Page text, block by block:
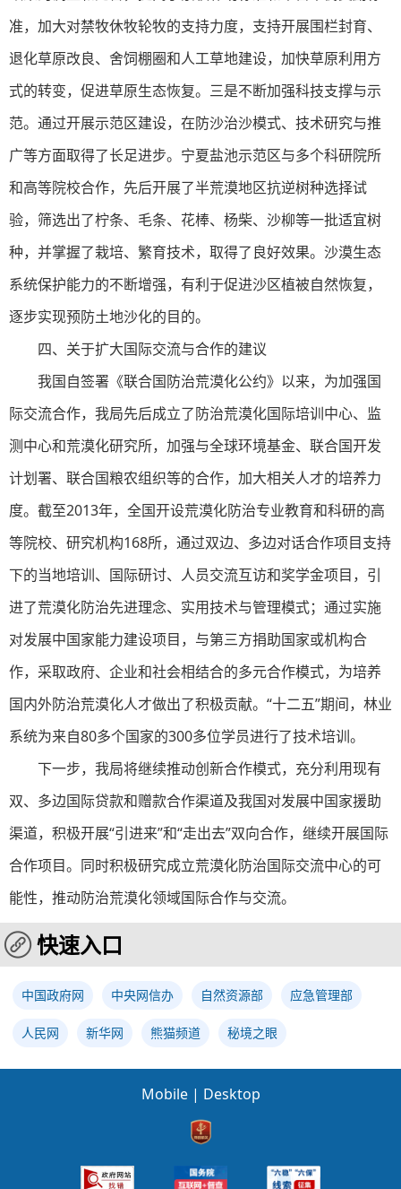
准，加大对禁牧休牧轮牧的支持力度，支持开展围栏封育、
退化草原改良、舍饲棚圈和人工草地建设，加快草原利用方
式的转变，促进草原生态恢复。三是不断加强科技支撑与示
范。通过开展示范区建设，在防沙治沙模式、技术研究与推
广等方面取得了长足进步。宁夏盐池示范区与多个科研院所
和高等院校合作，先后开展了半荒漠地区抗逆树种选择试
验，筛选出了柠条、毛条、花棒、杨柴、沙柳等一批适宜树
种，并掌握了栽培、繁育技术，取得了良好效果。沙漠生态
系统保护能力的不断增强，有利于促进沙区植被自然恢复，
逐步实现预防土地沙化的目的。
四、关于扩大国际交流与合作的建议
我国自签署《联合国防治荒漠化公约》以来，为加强国
际交流合作，我局先后成立了防治荒漠化国际培训中心、监
测中心和荒漠化研究所，加强与全球环境基金、联合国开发
计划署、联合国粮农组织等的合作，加大相关人才的培养力
度。截至2013年，全国开设荒漠化防治专业教育和科研的高
等院校、研究机构168所，通过双边、多边对话合作项目支持
下的当地培训、国际研讨、人员交流互访和奖学金项目，引
进了荒漠化防治先进理念、实用技术与管理模式；通过实施
对发展中国家能力建设项目，与第三方捐助国家或机构合
作，采取政府、企业和社会相结合的多元合作模式，为培养
国内外防治荒漠化人才做出了积极贡献。“十二五”期间，林业
系统为来自80多个国家的300多位学员进行了技术培训。
下一步，我局将继续推动创新合作模式，充分利用现有
双、多边国际贷款和赠款合作渠道及我国对发展中国家援助
渠道，积极开展“引进来”和“走出去”双向合作，继续开展国际
合作项目。同时积极研究成立荒漠化防治国际交流中心的可
能性，推动防治荒漠化领域国际合作与交流。
快速入口
中国政府网 中央网信办 自然资源部 应急管理部
人民网 新华网 熊猫频道 秘境之眼
Mobile | Desktop